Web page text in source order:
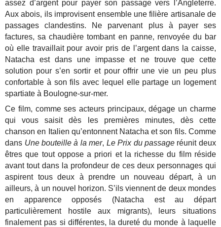
assez d’argent pour payer son passage vers l’Angleterre.
Aux abois, ils improvisent ensemble une filière artisanale de
passages clandestins. Ne parvenant plus à payer ses
factures, sa chaudière tombant en panne, renvoyée du bar
où elle travaillait pour avoir pris de l’argent dans la caisse,
Natacha est dans une impasse et ne trouve que cette
solution pour s’en sortir et pour offrir une vie un peu plus
confortable à son fils avec lequel elle partage un logement
spartiate à Boulogne-sur-mer.
Ce film, comme ses acteurs principaux, dégage un charme
qui vous saisit dès les premières minutes, dès cette
chanson en Italien qu’entonnent Natacha et son fils. Comme
dans Une bouteille à la mer, Le Prix du passage réunit deux
êtres que tout oppose a priori et la richesse du film réside
avant tout dans la profondeur de ces deux personnages qui
aspirent tous deux à prendre un nouveau départ, à un
ailleurs, à un nouvel horizon. S’ils viennent de deux mondes
en apparence opposés (Natacha est au départ
particulièrement hostile aux migrants), leurs situations
finalement pas si différentes, la dureté du monde à laquelle